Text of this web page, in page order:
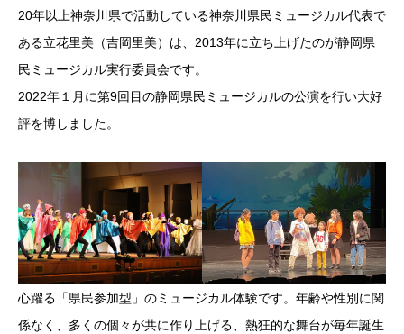
20年以上神奈川県で活動している神奈川県民ミュージカル代表で
ある立花里美（吉岡里美）は、2013年に立ち上げたのが静岡県
民ミュージカル実行委員会です。
2022年１月に第9回目の静岡県民ミュージカルの公演を行い大好
評を博しました。
心躍る「県民参加型」のミュージカル体験です。年齢や性別に関
係なく、多くの個々が共に作り上げる、熱狂的な舞台が毎年誕生